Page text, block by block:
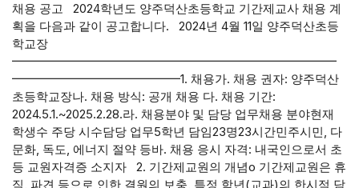
채용 공고 2024학년도 양주덕산초등학교 기간제교사 채용 계
획을 다음과 같이 공고합니다. 2024년 4월 11일 양주덕산초등
학교장
━━━━━━━━━━━━━━━━━━━━━━━━━━━
━━━━━━━━━━━━━━1. 채용가. 채용 권자: 양주덕산
초등학교장나. 채용 방식: 공개 채용 다. 채용 기간:
2024.5.1.~2025.2.28.라. 채용분야 및 담당 업무채용 분야현재
학생수 주당 시수담당 업무5학년 담임23명23시간민주시민, 다
문화, 독도, 에너지 절약 등바. 채용 응시 자격: 내국인으로서 초
등 교원자격증 소지자 2. 기간제교원의 개념o 기간제교원은 휴
직, 파견 등으로 인한 결원의 보충, 특정 학년(교과)의 한시적 담